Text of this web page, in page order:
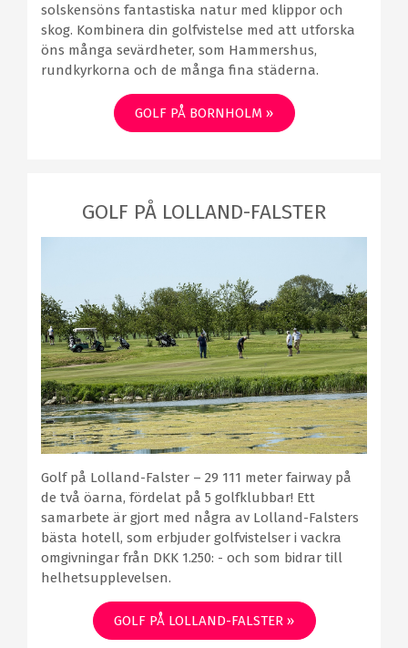
solskensöns fantastiska natur med klippor och
skog. Kombinera din golfvistelse med att utforska
öns många sevärdheter, som Hammershus,
rundkyrkorna och de många fina städerna.
GOLF PÅ BORNHOLM »
GOLF PÅ LOLLAND-FALSTER
Golf på Lolland-Falster – 29 111 meter fairway på
de två öarna, fördelat på 5 golfklubbar! Ett
samarbete är gjort med några av Lolland-Falsters
bästa hotell, som erbjuder golfvistelser i vackra
omgivningar från DKK 1.250: - och som bidrar till
helhetsupplevelsen.
GOLF PÅ LOLLAND-FALSTER »